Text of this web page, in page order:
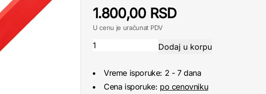
1.800,00 RSD
U cenu je uračunat PDV
Vreme isporuke: 2 - 7 dana
Cena isporuke: po cenovniku